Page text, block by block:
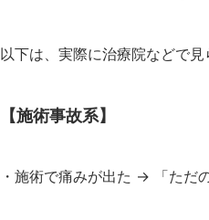
以下は、実際に治療院などで見
【施術事故系】
・施術で痛みが出た → 「ただ